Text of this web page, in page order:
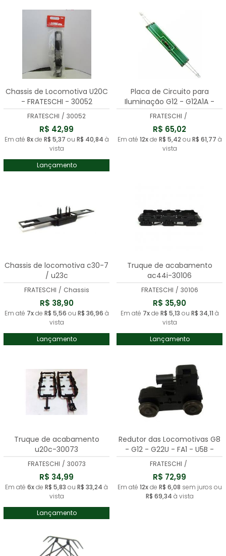
Chassis de Locomotiva U20C
- FRATESCHI - 30052
FRATESCHI / 30052
R$ 42,99
Em até 8xde R$ 5,37 ou R$ 40,84 à
vista
Lançamento
Placa de Circuito para
Iluminação G12 - G12A1A -
G22U - G22CU - U5B -
FRATESCHI - 30061
FRATESCHI /
R$ 65,02
Em até 12xde R$ 5,42 ou R$ 61,77 à
vista
Chassis de locomotiva c30-7
/ u23c
FRATESCHI / Chassis
R$ 38,90
Em até 7xde R$ 5,56 ou R$ 36,96 à
vista
Lançamento
Truque de acabamento
ac44i-30106
FRATESCHI / 30106
R$ 35,90
Em até 7xde R$ 5,13 ou R$ 34,11 à
vista
Lançamento
Truque de acabamento
u20c-30073
FRATESCHI / 30073
R$ 34,99
Em até 6xde R$ 5,83 ou R$ 33,24 à
vista
Lançamento
Redutor das Locomotivas G8
- G12 - G22U - FA1 - U5B -
Trem Metropolitano -30051
FRATESCHI /
R$ 72,99
Em até 12xde R$ 6,08 sem juros ou
R$ 69,34 à vista